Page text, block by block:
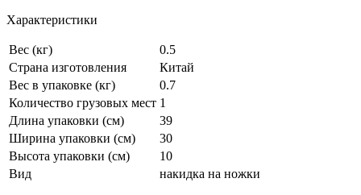
Характеристики
Вес (кг)
0.5
Страна изготовления
Китай
Вес в упаковке (кг)
0.7
Количество грузовых мест 1
Длина упаковки (см)
39
Ширина упаковки (см)
30
Высота упаковки (см)
10
Вид
накидка на ножки